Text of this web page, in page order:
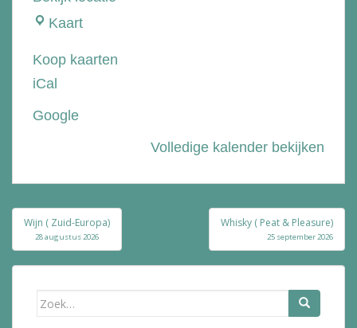
KaartSlijterij
de
Koop kaarten
iCal
Google
Volledige kalender bekijken
Bericht
navigatie
Wijn ( Zuid-Europa)
28 augustus 2026
Whisky ( Peat & Pleasure)
25 september 2026
Zoek